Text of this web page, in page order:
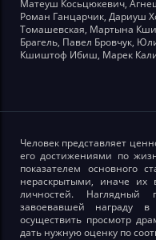
Матеуш Косьцюкевич,
Роман Ганцарчик, Дариуш
Томашевская, Мартына
Брагель, Павел Бровчук,
Кшиштоф Ибиш, Марек
Человек представляет
его достижениями по
показателем основного
нераскрытыми, иначе их
личностей. Наглядный
завоевавшей награду
осуществить просмотр
дать нужную оценку по